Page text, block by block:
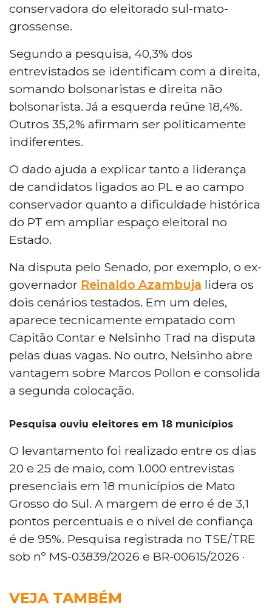
conservadora do eleitorado sul-mato-
grossense.
Segundo a pesquisa, 40,3% dos
entrevistados se identificam com a direita,
somando bolsonaristas e direita não
bolsonarista. Já a esquerda reúne 18,4%.
Outros 35,2% afirmam ser politicamente
indiferentes.
O dado ajuda a explicar tanto a liderança
de candidatos ligados ao PL e ao campo
conservador quanto a dificuldade histórica
do PT em ampliar espaço eleitoral no
Estado.
Na disputa pelo Senado, por exemplo, o ex-
governador Reinaldo Azambuja lidera os
dois cenários testados. Em um deles,
aparece tecnicamente empatado com
Capitão Contar e Nelsinho Trad na disputa
pelas duas vagas. No outro, Nelsinho abre
vantagem sobre Marcos Pollon e consolida
a segunda colocação.
Pesquisa ouviu eleitores em 18 municípios
O levantamento foi realizado entre os dias
20 e 25 de maio, com 1.000 entrevistas
presenciais em 18 municípios de Mato
Grosso do Sul. A margem de erro é de 3,1
pontos percentuais e o nível de confiança
é de 95%. Pesquisa registrada no TSE/TRE
sob nº MS-03839/2026 e BR-00615/2026 ·
VEJA TAMBÉM